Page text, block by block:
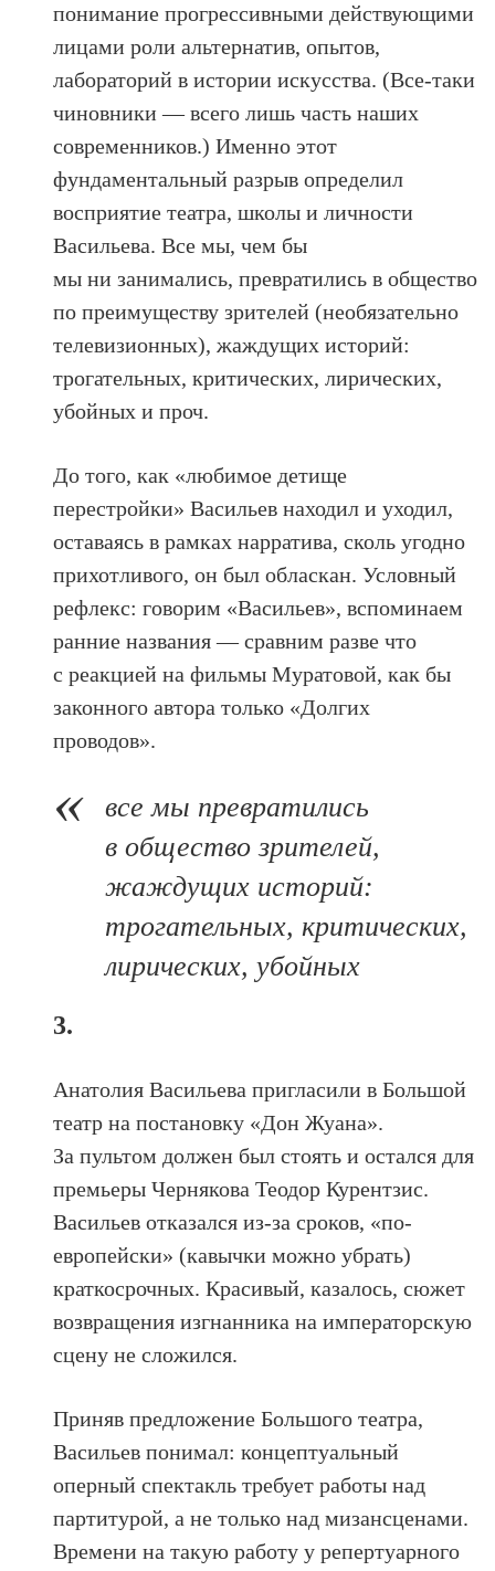
понимание прогрессивными действующими
лицами роли альтернатив, опытов,
лабораторий в истории искусства. (Все-таки
чиновники — всего лишь часть наших
современников.) Именно этот
фундаментальный разрыв определил
восприятие театра, школы и личности
Васильева. Все мы, чем бы
мы ни занимались, превратились в общество
по преимуществу зрителей (необязательно
телевизионных), жаждущих историй:
трогательных, критических, лирических,
убойных и проч.
До того, как «любимое детище
перестройки» Васильев находил и уходил,
оставаясь в рамках нарратива, сколь угодно
прихотливого, он был обласкан. Условный
рефлекс: говорим «Васильев», вспоминаем
ранние названия — сравним разве что
с реакцией на фильмы Муратовой, как бы
законного автора только «Долгих
проводов».
все мы превратились
в общество зрителей,
жаждущих историй:
трогательных, критических,
лирических, убойных
3.
Анатолия Васильева пригласили в Большой
театр на постановку «Дон Жуана».
За пультом должен был стоять и остался для
премьеры Чернякова Теодор Курентзис.
Васильев отказался из-за сроков, «по-
европейски» (кавычки можно убрать)
краткосрочных. Красивый, казалось, сюжет
возвращения изгнанника на императорскую
сцену не сложился.
Приняв предложение Большого театра,
Васильев понимал: концептуальный
оперный спектакль требует работы над
партитурой, а не только над мизансценами.
Времени на такую работу у репертуарного